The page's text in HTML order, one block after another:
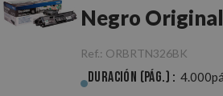
Negro Original
Ref.: ORBRTN326BK
Duración (pág.) :